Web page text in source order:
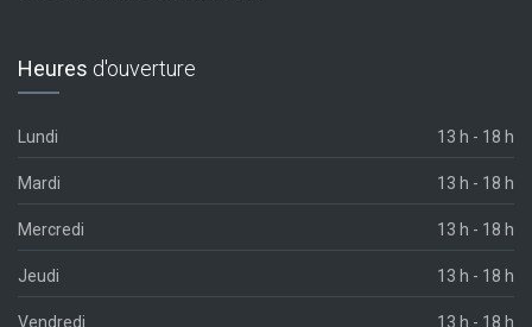
Heures d'ouverture
Lundi 13 h - 18 h
Mardi 13 h - 18 h
Mercredi 13 h - 18 h
Jeudi 13 h - 18 h
Vendredi 13 h - 18 h